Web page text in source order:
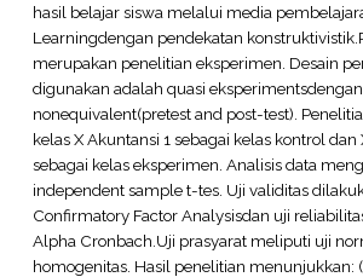
hasil belajar siswa melalui media
Learningdengan pendekatan
merupakan penelitian eksperimen. Desain
digunakan adalah quasi eksperimentsdengan
nonequivalent(pretest and post-test).
kelas X Akuntansi 1 sebagai kelas kontrol dan
sebagai kelas eksperimen. Analisis data
independent sample t-tes. Uji validitas
Confirmatory Factor Analysisdan uji
Alpha Cronbach.Uji prasyarat meliputi uji
homogenitas. Hasil penelitian menunjukkan: